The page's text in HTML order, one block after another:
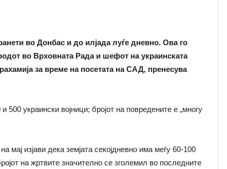
во Донбас и до илјада луѓе дневно. Ова го
во Врховната Рада и шефот на украинската
за време на посетата на САД, пренесува
украински војници; бројот на повредените е „многу
мај изјави дека земјата секојдневно има меѓу 60-100
на жртвите значително се зголемил во последните